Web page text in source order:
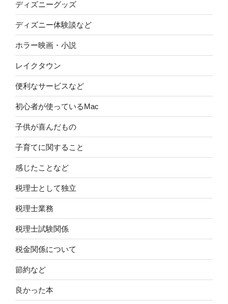
ディズニーグッズ
ディズニー体験談など
ホラー映画・小説
レイクタウン
便利なサービスなど
初心者が使っているMac
子供が喜んだもの
子育てに関すること
感じたことなど
税理士として独立
税理士業務
税理士試験関係
税金関係について
節約など
良かった本